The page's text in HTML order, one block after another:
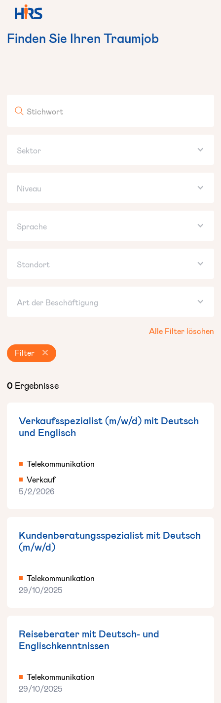
Finden Sie Ihren Traumjob
Ihrem nächsten Karriereschritt ein!
Sektor
Niveau
Sprache
Standort
Art der Beschäftigung
Alle Filter löschen
Filter
0 Ergebnisse
Verkaufsspezialist (m/w/d) mit Deutsch
und Englisch
Telekommunikation
Verkauf
5/2/2026
Kundenberatungsspezialist mit Deutsch
(m/w/d)
Telekommunikation
29/10/2025
Reiseberater mit Deutsch- und
Englischkenntnissen
Telekommunikation
29/10/2025